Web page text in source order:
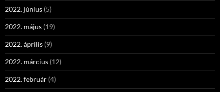
2022. június (5)
2022. május (19)
2022. április (9)
2022. március (12)
2022. február (4)